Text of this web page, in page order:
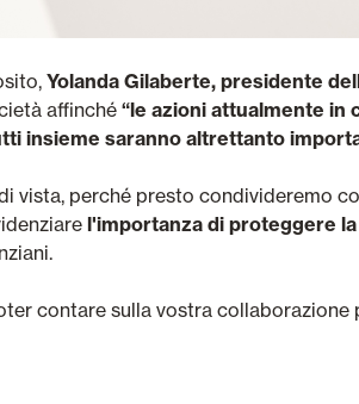
Yolanda Gilaberte, presidente
affinché“le azioni attualmente in
insieme saranno altrettanto
vista, perché presto condivideremo
l'importanza di proteggere
contare sulla vostra collaborazione